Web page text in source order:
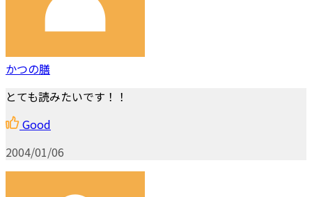
かつの膳
とても読みたいです！！
Good
2004/01/06